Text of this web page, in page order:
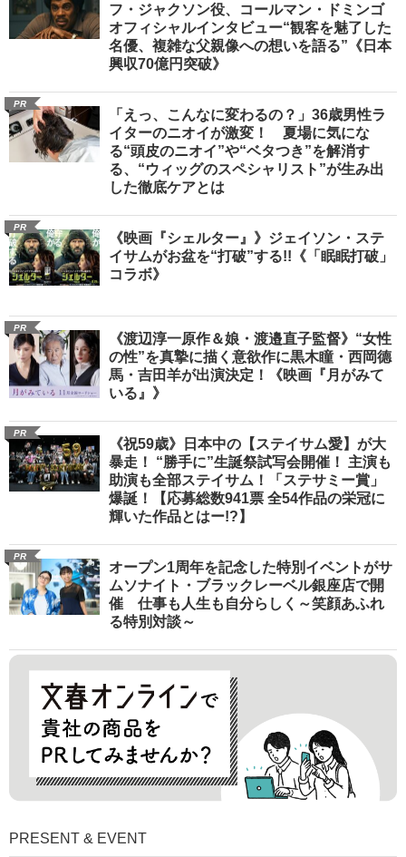
フ・ジャクソン役、コールマン・ドミンゴ
オフィシャルインタビュー“観客を魅了した
名優、複雑な父親像への想いを語る”《日本
興収70億円突破》
PR
「えっ、こんなに変わるの？」36歳男性ラ
イターのニオイが激変！ 夏場に気にな
る“頭皮のニオイ”や“ベタつき”を解消す
る、“ウィッグのスペシャリスト”が生み出
した徹底ケアとは
PR
《映画『シェルター』》ジェイソン・ステ
イサムがお盆を“打破”する!!《「眠眠打破」
コラボ》
PR
《渡辺淳一原作＆娘・渡邉直子監督》“女性
の性”を真摯に描く意欲作に黒木瞳・西岡德
馬・吉田羊が出演決定！《映画『月がみて
いる』》
PR
《祝59歳》日本中の【ステイサム愛】が大
暴走！ “勝手に”生誕祭試写会開催！ 主演も
助演も全部ステイサム！「ステサミー賞」
爆誕！【応募総数941票 全54作品の栄冠に
輝いた作品とはー!?】
PR
オープン1周年を記念した特別イベントがサ
ムソナイト・ブラックレーベル銀座店で開
催 仕事も人生も自分らしく～笑顔あふれ
る特別対談～
PRESENT & EVENT